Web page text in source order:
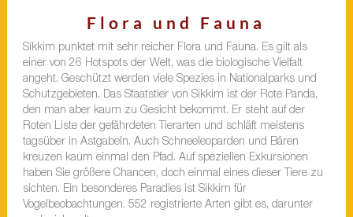
Flora und Fauna
Sikkim punktet mit sehr reicher Flora und Fauna. Es gilt als
einer von 26 Hotspots der Welt, was die biologische Vielfalt
angeht. Geschützt werden viele Spezies in Nationalparks und
Schutzgebieten. Das Staatstier von Sikkim ist der Rote Panda,
den man aber kaum zu Gesicht bekommt. Er steht auf der
Roten Liste der gefährdeten Tierarten und schläft meistens
tagsüber in Astgabeln. Auch Schneeleoparden und Bären
kreuzen kaum einmal den Pfad. Auf speziellen Exkursionen
haben Sie größere Chancen, doch einmal eines dieser Tiere zu
sichten. Ein besonderes Paradies ist Sikkim für
Vogelbeobachtungen. 552 registrierte Arten gibt es, darunter